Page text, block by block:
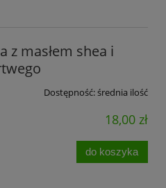
z masłem shea i
Dostępność:średnia ilość
18,00 zł
do koszyka